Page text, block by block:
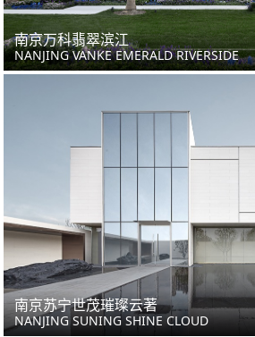
南京万科翡翠滨江
NANJING VANKE EMERALD RIVERSIDE
南京苏宁世茂璀璨云著
NANJING SUNING SHINE CLOUD